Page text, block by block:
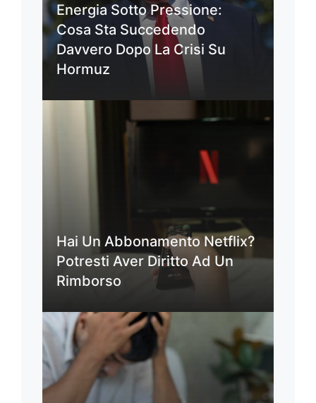
Energia Sotto Pressione:
Cosa Sta Succedendo
Davvero Dopo La Crisi Su
Hormuz
Hai Un Abbonamento Netflix?
Potresti Aver Diritto Ad Un
Rimborso